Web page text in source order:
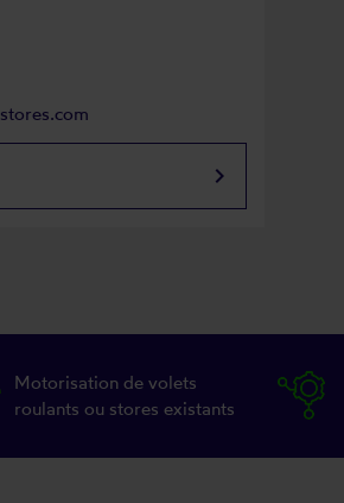
keyboard_arrow_right
Motorisation de volets
roulants ou stores existants